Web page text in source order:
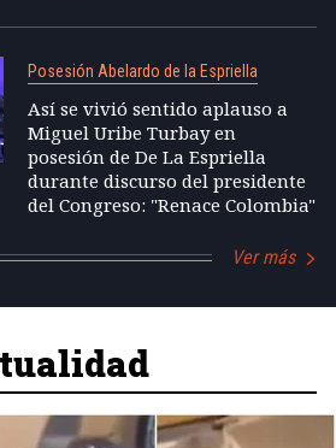
Posesión Abelardo de la Espriella
Así se vivió sentido aplauso a
Miguel Uribe Turbay en
posesión de De La Espriella
durante discurso del presidente
del Congreso: "Renace Colombia"
Ver más